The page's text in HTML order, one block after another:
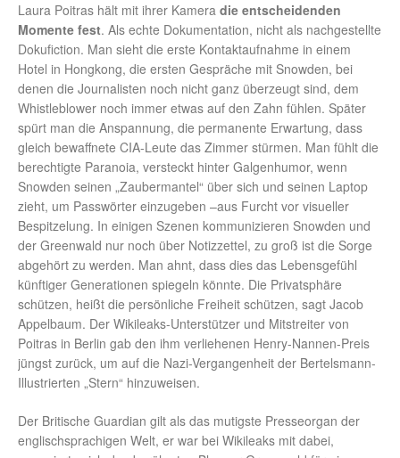
Laura Poitras hält mit ihrer Kamera die entscheidenden
Momente fest. Als echte Dokumentation, nicht als nachgestellte
Dokufiction. Man sieht die erste Kontaktaufnahme in einem
Hotel in Hongkong, die ersten Gespräche mit Snowden, bei
denen die Journalisten noch nicht ganz überzeugt sind, dem
Whistleblower noch immer etwas auf den Zahn fühlen. Später
spürt man die Anspannung, die permanente Erwartung, dass
gleich bewaffnete CIA-Leute das Zimmer stürmen. Man fühlt die
berechtigte Paranoia, versteckt hinter Galgenhumor, wenn
Snowden seinen „Zaubermantel“ über sich und seinen Laptop
zieht, um Passwörter einzugeben –aus Furcht vor visueller
Bespitzelung. In einigen Szenen kommunizieren Snowden und
der Greenwald nur noch über Notizzettel, zu groß ist die Sorge
abgehört zu werden. Man ahnt, dass dies das Lebensgefühl
künftiger Generationen spiegeln könnte. Die Privatsphäre
schützen, heißt die persönliche Freiheit schützen, sagt Jacob
Appelbaum. Der Wikileaks-Unterstützer und Mitstreiter von
Poitras in Berlin gab den ihm verliehenen Henry-Nannen-Preis
jüngst zurück, um auf die Nazi-Vergangenheit der Bertelsmann-
Illustrierten „Stern“ hinzuweisen.
Der Britische Guardian gilt als das mutigste Presseorgan der
englischsprachigen Welt, er war bei Wikileaks mit dabei,